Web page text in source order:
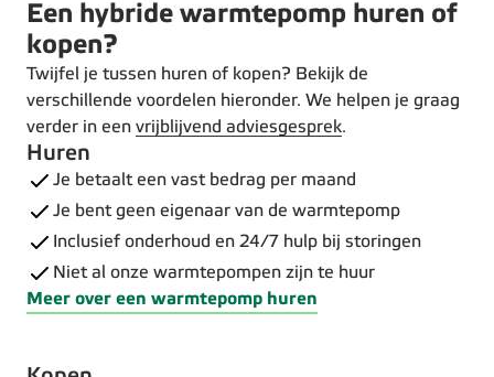
Een hybride warmtepomp huren of
kopen?
Twijfel je tussen huren of kopen? Bekijk de
verschillende voordelen hieronder. We helpen je graag
verder in een vrijblijvend adviesgesprek.
Huren
Je betaalt een vast bedrag per maand
Je bent geen eigenaar van de warmtepomp
Inclusief onderhoud en 24/7 hulp bij storingen
Niet al onze warmtepompen zijn te huur
Meer over een warmtepomp huren